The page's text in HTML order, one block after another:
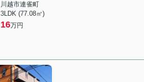
川越市連雀町
3LDK (77.08㎡)
16万円